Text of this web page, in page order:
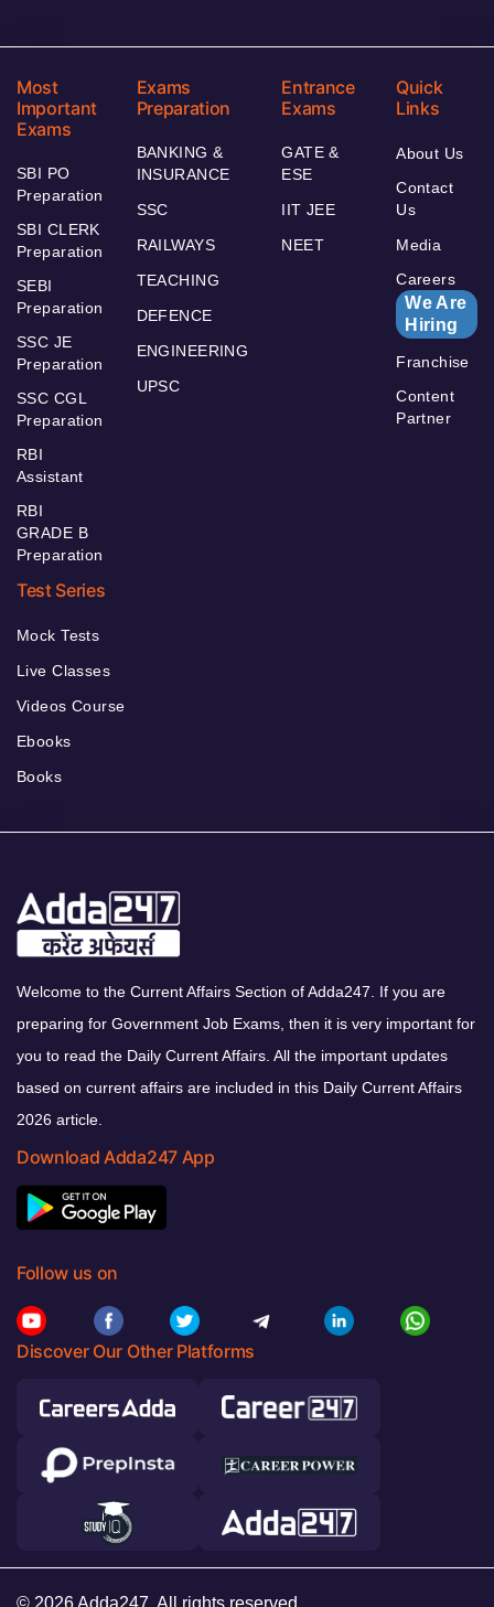
Most
Important
Exams
SBI PO
Preparation
SBI CLERK
Preparation
SEBI
Preparation
SSC JE
Preparation
SSC CGL
Preparation
RBI
Assistant
RBI
GRADE B
Preparation
Exams
Preparation
BANKING &
INSURANCE
SSC
RAILWAYS
TEACHING
DEFENCE
ENGINEERING
UPSC
Entrance
Exams
GATE &
ESE
IIT JEE
NEET
Quick
Links
About Us
Contact
Us
Media
Careers
We Are
Hiring
Franchise
Content
Partner
Test Series
Mock Tests
Live Classes
Videos Course
Ebooks
Books
Welcome to the Current Affairs Section of Adda247. If you are
preparing for Government Job Exams, then it is very important for
you to read the Daily Current Affairs. All the important updates
based on current affairs are included in this Daily Current Affairs
2026 article.
Download Adda247 App
Follow us on
Discover Our Other Platforms